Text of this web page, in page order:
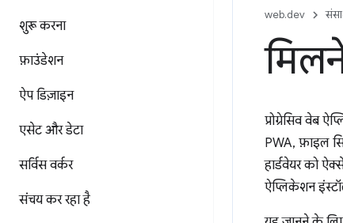
शुरू करना
फ़ाउंडेशन
ऐप डिज़ाइन
एसेट और डेटा
सर्विस वर्कर
संचय कर रहा है
web.dev
प्रोग्रेसिव वेब
PWA, फ़ाइल
हार्डवेयर को
ऐप्लिकेशन